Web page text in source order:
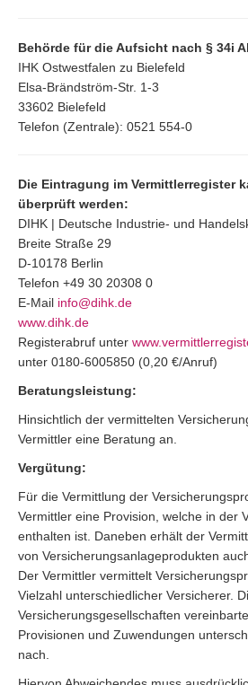
Behörde für die Aufsicht nach § 34i
IHK Ostwestfalen zu Bielefeld
Elsa-Brändström-Str. 1-3
33602 Bielefeld
Telefon (Zentrale): 0521 554-0
Die Eintragung im Vermittlerregister
überprüft werden:
DIHK | Deutsche Industrie- und
Breite Straße 29
D-10178 Berlin
Telefon +49 30 20308 0
E-Mail info@dihk.de
www.dihk.de
Registerabruf unter
unter 0180-6005850 (0,20 €/Anruf)
Beratungsleistung:
Hinsichtlich der vermittelten
Vermittler eine Beratung an.
Vergütung:
Für die Vermittlung der
Vermittler eine Provision, welche in der
enthalten ist. Daneben erhält der
von Versicherungsanlageprodukten
Der Vermittler vermittelt
Vielzahl unterschiedlicher Versicherer.
Versicherungsgesellschaften
Provisionen und Zuwendungen
nach.